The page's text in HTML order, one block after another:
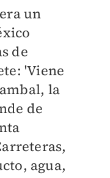
un
de
'Viene
la
de
agua,